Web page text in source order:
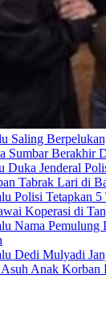
Saling
Sumbar Berakhir
Duka Jenderal
Tabrak Lari di
Polisi Tetapkan 5
Koperasi di
Nama Pemulung
Dedi Mulyadi
Anak Korban